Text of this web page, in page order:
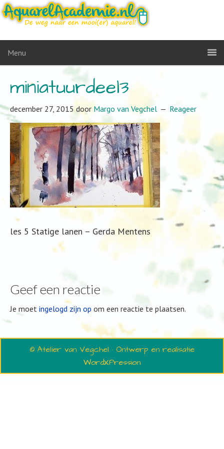
Menu
miniatuurdeel3
december 27, 2015door Margo van Vegchel Reageer
les 5 Statige lanen – Gerda Mentens
Geef een reactie
Je moet ingelogd zijn op om een reactie te plaatsen.
© Atelier van Vegchel · Ontwerp en realisatie
WordXPression